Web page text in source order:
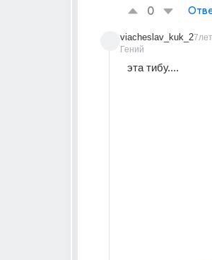
0
viacheslav_kuk_2
Гений
7лет
эта тибу....